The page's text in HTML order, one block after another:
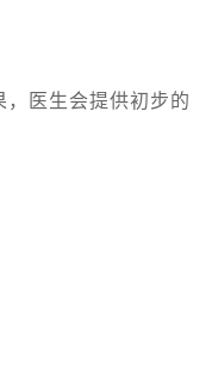
医生会提供初步的